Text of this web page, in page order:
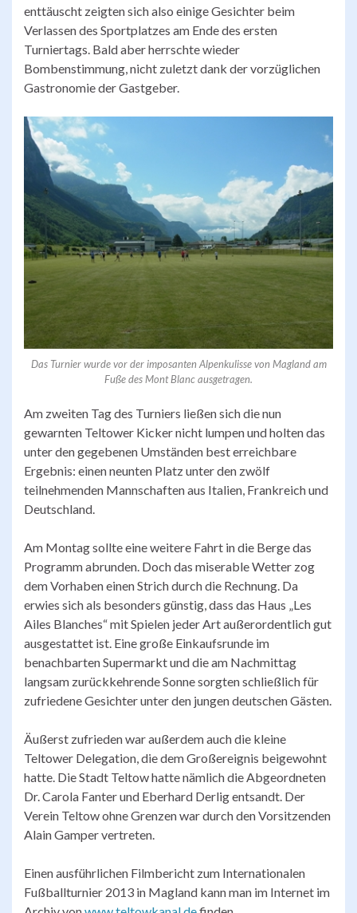
enttäuscht zeigten sich also einige Gesichter beim
Verlassen des Sportplatzes am Ende des ersten
Turniertags. Bald aber herrschte wieder
Bombenstimmung, nicht zuletzt dank der vorzüglichen
Gastronomie der Gastgeber.
Das Turnier wurde vor der imposanten Alpenkulisse von Magland am
Fuße des Mont Blanc ausgetragen.
Am zweiten Tag des Turniers ließen sich die nun
gewarnten Teltower Kicker nicht lumpen und holten das
unter den gegebenen Umständen best erreichbare
Ergebnis: einen neunten Platz unter den zwölf
teilnehmenden Mannschaften aus Italien, Frankreich und
Deutschland.
Am Montag sollte eine weitere Fahrt in die Berge das
Programm abrunden. Doch das miserable Wetter zog
dem Vorhaben einen Strich durch die Rechnung. Da
erwies sich als besonders günstig, dass das Haus „Les
Ailes Blanches“ mit Spielen jeder Art außerordentlich gut
ausgestattet ist. Eine große Einkaufsrunde im
benachbarten Supermarkt und die am Nachmittag
langsam zurückkehrende Sonne sorgten schließlich für
zufriedene Gesichter unter den jungen deutschen Gästen.
Äußerst zufrieden war außerdem auch die kleine
Teltower Delegation, die dem Großereignis beigewohnt
hatte. Die Stadt Teltow hatte nämlich die Abgeordneten
Dr. Carola Fanter und Eberhard Derlig entsandt. Der
Verein Teltow ohne Grenzen war durch den Vorsitzenden
Alain Gamper vertreten.
Einen ausführlichen Filmbericht zum Internationalen
Fußballturnier 2013 in Magland kann man im Internet im